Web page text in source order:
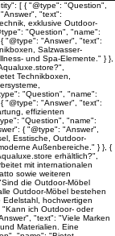
[ { "@type": "Question",
"text":
exklusive Outdoor-
"Question", "name":
"@type": "Answer", "text":
Salzwasser-
und Spa-Elemente." } },
Technikboxen,
"Question", "name":
"@type": "Answer", "text":
effizienten
"Question", "name":
{ "@type": "Answer",
Esstische, Outdoor-
Außenbereiche." } }, {
erhältlich?",
mit internationalen
sowie weiteren
die Outdoor-Möbel
Outdoor-Möbel bestehen
hochwertigen
ich Outdoor- oder
"text": "Viele Marken
Materialien. Eine